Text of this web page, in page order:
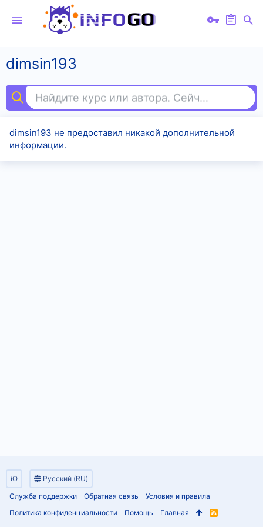
dimsin193
Найдите курс или автора. Сейчас ищут
dimsin193 не предоставил никакой дополнительной
информации.
iO
Русский (RU)
Служба поддержки
Обратная связь
Условия и правила
Политика конфиденциальности
Помощь Главная
R